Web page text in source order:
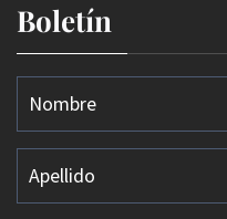
Boletín